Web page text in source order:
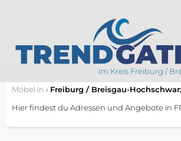
im Kreis Freiburg /
Möbel in › Freiburg / Breisgau-
Hier findest du Adressen und Angebote in